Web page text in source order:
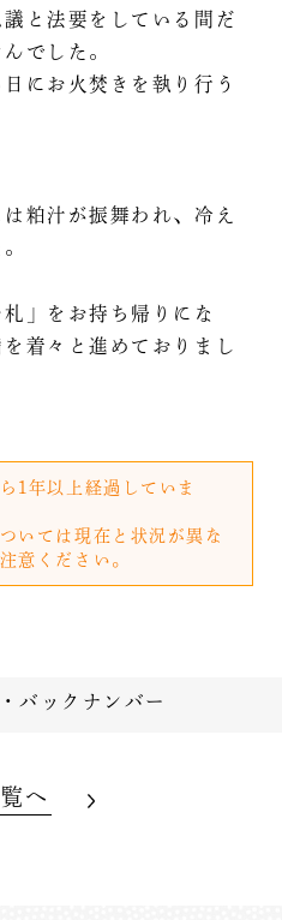
と法要をしている間だ
でした。
にお火焚きを執り行う
粕汁が振舞われ、冷え
」をお持ち帰りにな
着々と進めておりまし
1年以上経過していま
いては現在と状況が異な
意ください。
バックナンバー
へ